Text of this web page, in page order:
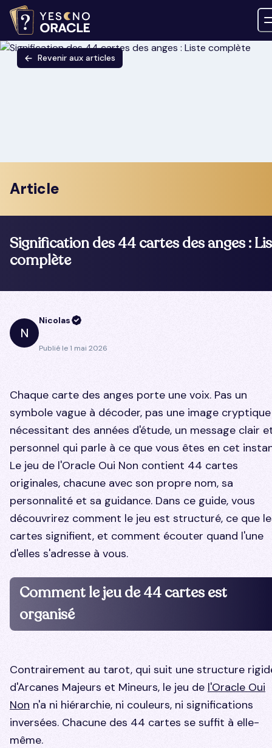
Revenir aux articles
Article
Signification des 44 cartes des anges :
complète
N
Nicolas
Publié le1 mai 2026
Chaque carte des anges porte une voix. Pas un
symbole vague à décoder, pas une image cryptique
nécessitant des années d'étude, un message clair
personnel qui parle à ce que vous êtes en cet
Le jeu de l'Oracle Oui Non contient 44 cartes
originales, chacune avec son propre nom, sa
personnalité et sa guidance. Dans ce guide, vous
découvrirez comment le jeu est structuré, ce que
cartes signifient, et comment écouter quand l'une
d'elles s'adresse à vous.
Comment le jeu de 44 cartes est
organisé
Contrairement au tarot, qui suit une structure
d'Arcanes Majeurs et Mineurs, le jeu de l'Oracle Oui
Non n'a ni hiérarchie, ni couleurs, ni significations
inversées. Chacune des 44 cartes se suffit à elle-
même.